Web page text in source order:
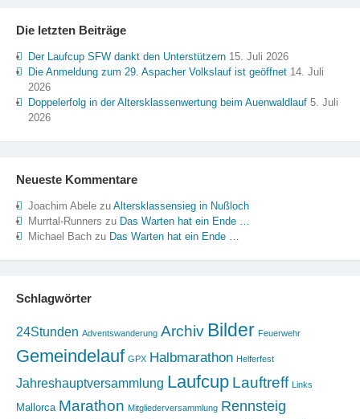
Die letzten Beiträge
Der Laufcup SFW dankt den Unterstützern 15. Juli 2026
Die Anmeldung zum 29. Aspacher Volkslauf ist geöffnet 14. Juli
2026
Doppelerfolg in der Altersklassenwertung beim Auenwaldlauf 5. Juli
2026
Neueste Kommentare
Joachim Abelezu Altersklassensieg in Nußloch
Murrtal-Runners zu Das Warten hat ein Ende …
Michael Bachzu Das Warten hat ein Ende …
Schlagwörter
24Stunden Adventswanderung Archiv Bilder Feuerwehr
Gemeindelauf GPX Halbmarathon Helferfest
Jahreshauptversammlung Laufcup Lauftreff Links
Mallorca Marathon Mitgliederversammlung Rennsteig